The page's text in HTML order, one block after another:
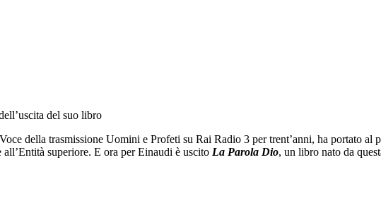
del suo libro
della trasmissione Uomini e Profeti su Rai Radio 3 per trent’anni, ha portato al
superiore. E ora per Einaudi è uscito La Parola Dio, un libro nato da